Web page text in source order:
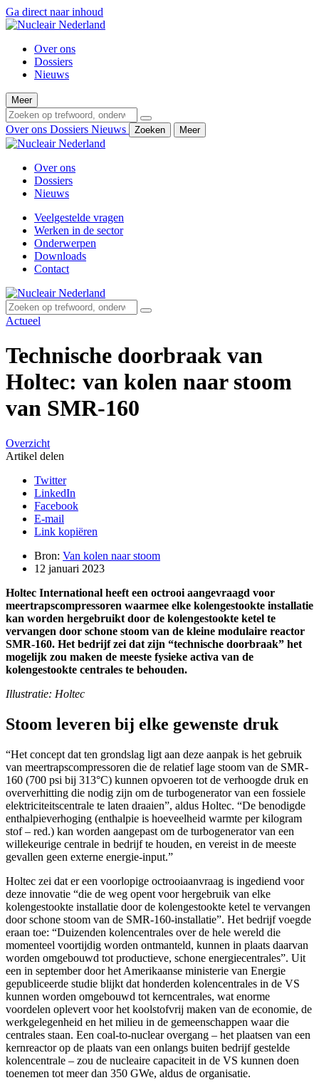
Ga direct naar inhoud
Over ons
Dossiers
Nieuws
Meer
Over ons Dossiers Nieuws Zoeken Meer
Over ons
Dossiers
Nieuws
Veelgestelde vragen
Werken in de sector
Onderwerpen
Downloads
Contact
Actueel
Technische doorbraak van
Holtec: van kolen naar stoom
van SMR-160
Overzicht
Artikel delen
Twitter
LinkedIn
Facebook
E-mail
Link kopiëren
Bron: Van kolen naar stoom
12 januari 2023
Holtec International heeft een octrooi aangevraagd voor
meertrapscompressoren waarmee elke kolengestookte installatie
kan worden hergebruikt door de kolengestookte ketel te
vervangen door schone stoom van de kleine modulaire reactor
SMR-160. Het bedrijf zei dat zijn “technische doorbraak” het
mogelijk zou maken de meeste fysieke activa van de
kolengestookte centrales te behouden.
Illustratie: Holtec
Stoom leveren bij elke gewenste druk
“Het concept dat ten grondslag ligt aan deze aanpak is het gebruik
van meertrapscompressoren die de relatief lage stoom van de SMR-
160 (700 psi bij 313°C) kunnen opvoeren tot de verhoogde druk en
oververhitting die nodig zijn om de turbogenerator van een fossiele
elektriciteitscentrale te laten draaien”, aldus Holtec. “De benodigde
enthalpieverhoging (enthalpie is hoeveelheid warmte per kilogram
stof – red.) kan worden aangepast om de turbogenerator van een
willekeurige centrale in bedrijf te houden, en vereist in de meeste
gevallen geen externe energie-input.”
Holtec zei dat er een voorlopige octrooiaanvraag is ingediend voor
deze innovatie “die de weg opent voor hergebruik van elke
kolengestookte installatie door de kolengestookte ketel te vervangen
door schone stoom van de SMR-160-installatie”. Het bedrijf voegde
eraan toe: “Duizenden kolencentrales over de hele wereld die
momenteel voortijdig worden ontmanteld, kunnen in plaats daarvan
worden omgebouwd tot productieve, schone energiecentrales”. Uit
een in september door het Amerikaanse ministerie van Energie
gepubliceerde studie blijkt dat honderden kolencentrales in de VS
kunnen worden omgebouwd tot kerncentrales, wat enorme
voordelen oplevert voor het koolstofvrij maken van de economie, de
werkgelegenheid en het milieu in de gemeenschappen waar die
centrales staan. Een coal-to-nuclear overgang – het plaatsen van een
kernreactor op de plaats van een onlangs buiten bedrijf gestelde
kolencentrale – zou de nucleaire capaciteit in de VS kunnen doen
toenemen tot meer dan 350 GWe, aldus de organisatie.